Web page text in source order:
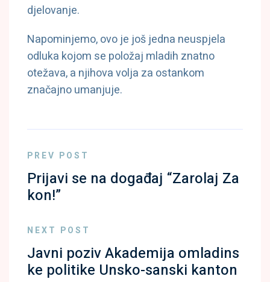
djelovanje.
Napominjemo, ovo je još jedna neuspjela
odluka kojom se položaj mladih znatno
otežava, a njihova volja za ostankom
značajno umanjuje.
PREV POST
Prijavi se na događaj “Zarolaj Za
kon!”
NEXT POST
Javni poziv Akademija omladins
ke politike Unsko-sanski kanton